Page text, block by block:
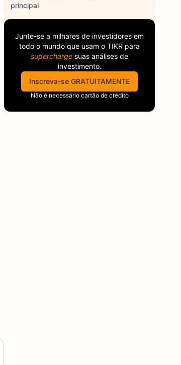
principal
Junte-se a milhares de investidores em
todo o mundo que usam o TIKR para
supercharge suas análises de
investimento.
Inscreva-se GRATUITAMENTE
Não é necessário cartão de crédito